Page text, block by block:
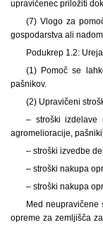
upravičenec priložiti
(7) Vlogo za
gospodarstva ali
Podukrep 1.2:
(1) Pomoč se
pašnikov.
(2) Upravičeni
– stroški izdelave
agromelioracije,
– stroški izvedbe
– stroški nakupa
– stroški nakupa
Med
opreme za zemljišča